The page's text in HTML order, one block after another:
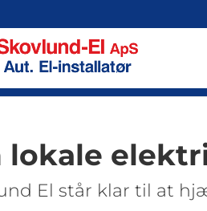
lokale
El står klar til at